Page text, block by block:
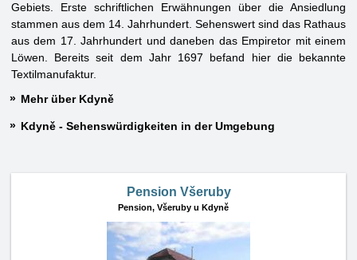
Gebiets. Erste schriftlichen Erwähnungen über die Ansiedlung
stammen aus dem 14. Jahrhundert. Sehenswert sind das Rathaus
aus dem 17. Jahrhundert und daneben das Empiretor mit einem
Löwen. Bereits seit dem Jahr 1697 befand hier die bekannte
Textilmanufaktur.
Mehr über Kdyně
Kdyně - Sehenswürdigkeiten in der Umgebung
Pension Všeruby
Pension, Všeruby u Kdyně